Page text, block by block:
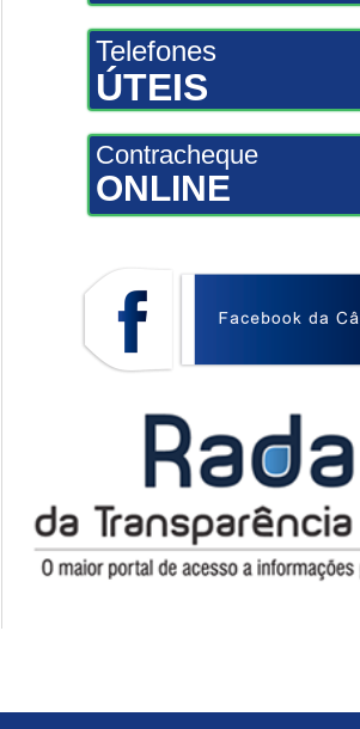
Telefones
ÚTEIS
Contracheque
ONLINE